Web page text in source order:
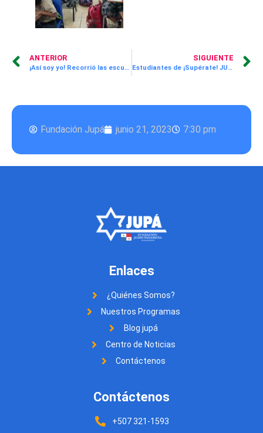
ANTERIOR
¡Así soy yo! Recorrió las escuelas donde llevamos a cabo nuestro programa “Aprende Divirtiéndote”
SIGUIENTE
Estudiantes de ¡Supérate! JUPÁ reciben mentorías por parte de trabajadores de Dell que pertenecen al programa Woman in Action.
Fundación Jupá junio 21, 2023 7:30 pm
Enlaces
¿Quiénes Somos?
Nuestros Programas
Blog jupá
Centro de Noticias
Contáctenos
Contáctenos
+507 321-1593